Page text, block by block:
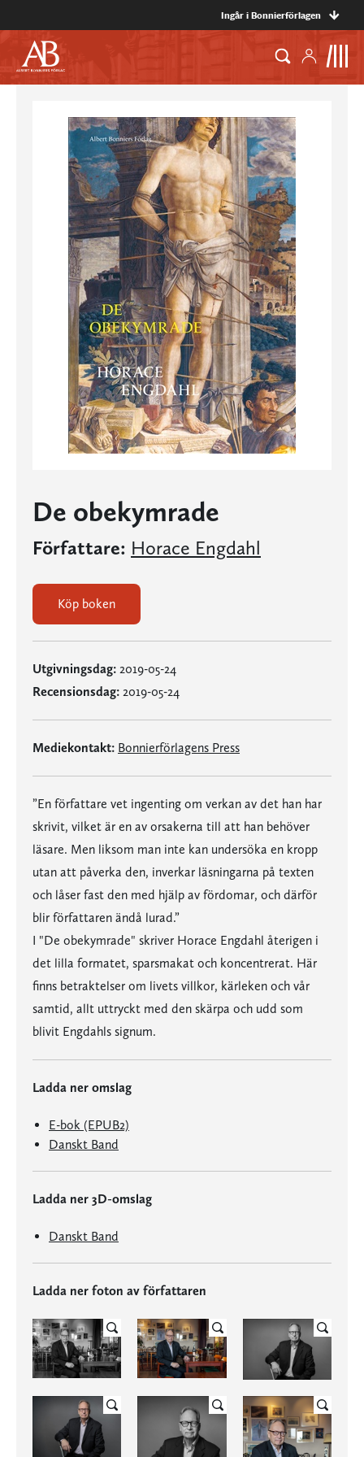
Ingår i Bonnierförlagen
De obekymrade
Författare: Horace Engdahl
Köp boken
Utgivningsdag: 2019-05-24
Recensionsdag: 2019-05-24
Mediekontakt: Bonnierförlagens Press
”En författare vet ingenting om verkan av det han har
skrivit, vilket är en av orsakerna till att han behöver
läsare. Men liksom man inte kan undersöka en kropp
utan att påverka den, inverkar läsningarna på texten
och låser fast den med hjälp av fördomar, och därför
blir författaren ändå lurad.”
I "De obekymrade" skriver Horace Engdahl återigen i
det lilla formatet, sparsmakat och koncentrerat. Här
finns betraktelser om livets villkor, kärleken och vår
samtid, allt uttryckt med den skärpa och udd som
blivit Engdahls signum.
Ladda ner omslag
E-bok (EPUB2)
Danskt Band
Ladda ner 3D-omslag
Danskt Band
Ladda ner foton av författaren